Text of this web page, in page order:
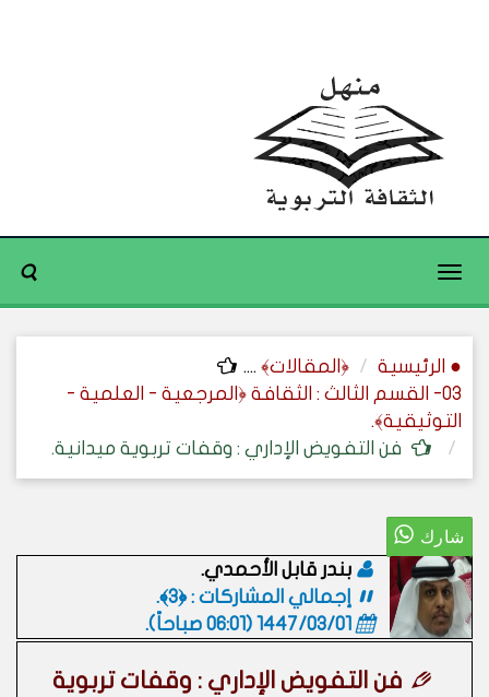
Toggle
● الرئيسية ﴿المقالات﴾ ....
03- القسم الثالث : الثقافة ﴿المرجعية - العلمية -
التوثيقية﴾.
فن التفويض الإداري : وقفات تربوية ميدانية.
بندر قابل الأحمدي.
إجمالي المشاركات : ﴿3﴾.
1447/03/01 (06:01 صباحاً)
.
فن التفويض الإداري : وقفات تربوية